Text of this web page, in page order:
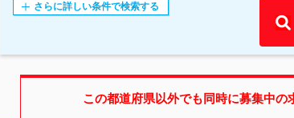
さらに詳しい条件で検索する
この都道府県以外でも同時に募集中の